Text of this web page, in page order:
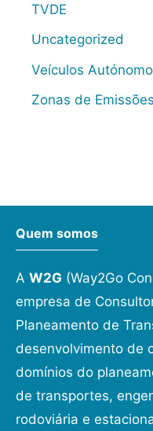
TVDE
Uncategorized
Veículos
Zonas de
Quem somos
A W2G (Way2Go
empresa de
Planeamento de
desenvolvimento de
domínios do
de transportes,
rodoviária e